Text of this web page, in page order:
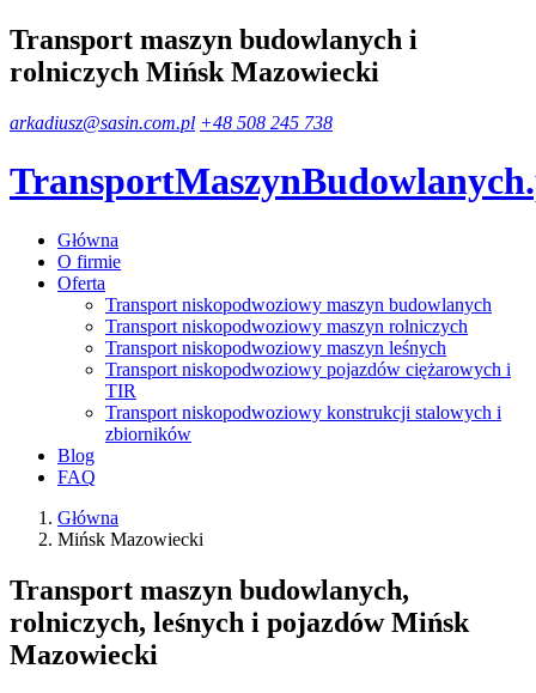
Transport maszyn budowlanych i
rolniczych Mińsk Mazowiecki
arkadiusz@sasin.com.pl +48 508 245 738
TransportMaszynBudowlanych
Główna
O firmie
Oferta
Transport niskopodwoziowy maszyn budowlanych
Transport niskopodwoziowy maszyn rolniczych
Transport niskopodwoziowy maszyn leśnych
Transport niskopodwoziowy pojazdów ciężarowych i
TIR
Transport niskopodwoziowy konstrukcji stalowych i
zbiorników
Blog
FAQ
Główna
Mińsk Mazowiecki
Transport maszyn budowlanych,
rolniczych, leśnych i pojazdów Mińsk
Mazowiecki